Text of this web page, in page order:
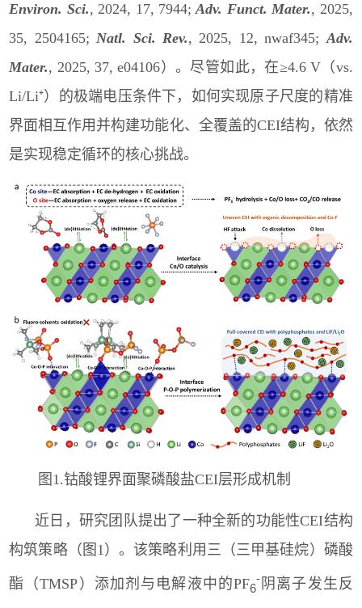
Environ. Sci., 2024, 17, 7944;Adv. Funct. Mater., 2025,
35, 2504165;Natl. Sci. Rev., 2025, 12, nwaf345;Adv.
Mater., 2025, 37, e04106）。尽管如此，在≥4.6 V （vs.
Li/Li⁺）的极端电压条件下，如何实现原子尺度的精准
界面相互作用并构建功能化、全覆盖的CEI结构，依然
是实现稳定循环的核心挑战。
图 1.钴酸锂界面聚磷酸盐CEI层形成机制
近日，研究团队提出了一种全新的功能性CEI结构
构筑策略（图 1）。该策略利用三（三甲基硅烷）磷酸
酯（TMSP ）添加剂与电解液中的PF6
- 阴离子发生反